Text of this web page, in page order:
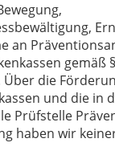
an
gemäß
die
und die in
Prüfstelle
haben wir